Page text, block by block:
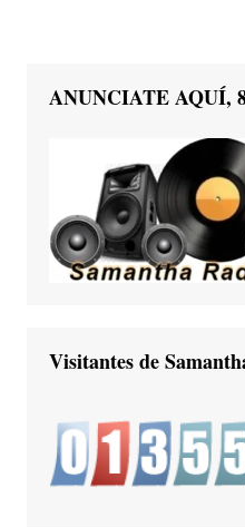
ANUNCIATE AQUÍ,
Visitantes de